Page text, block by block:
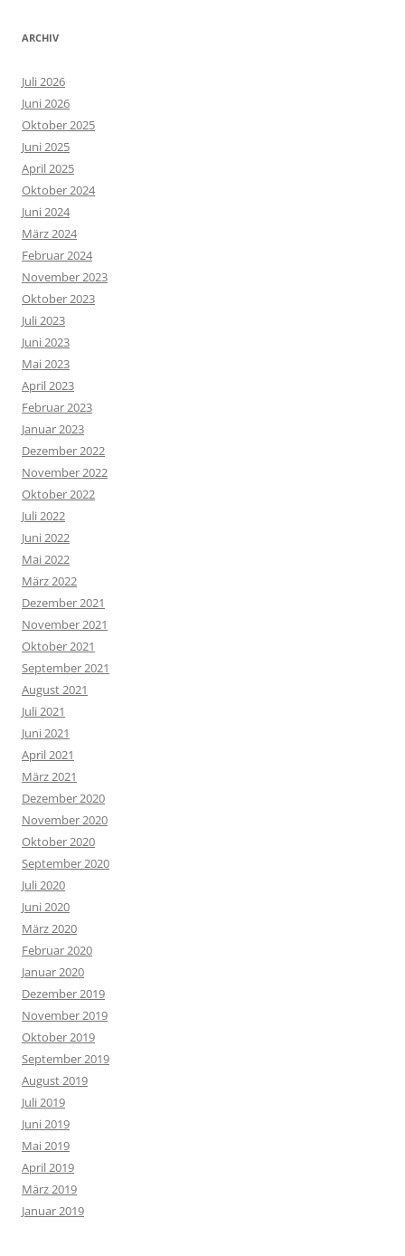
ARCHIV
Juli 2026
Juni 2026
Oktober 2025
Juni 2025
April 2025
Oktober 2024
Juni 2024
März 2024
Februar 2024
November 2023
Oktober 2023
Juli 2023
Juni 2023
Mai 2023
April 2023
Februar 2023
Januar 2023
Dezember 2022
November 2022
Oktober 2022
Juli 2022
Juni 2022
Mai 2022
März 2022
Dezember 2021
November 2021
Oktober 2021
September 2021
August 2021
Juli 2021
Juni 2021
April 2021
März 2021
Dezember 2020
November 2020
Oktober 2020
September 2020
Juli 2020
Juni 2020
März 2020
Februar 2020
Januar 2020
Dezember 2019
November 2019
Oktober 2019
September 2019
August 2019
Juli 2019
Juni 2019
Mai 2019
April 2019
März 2019
Januar 2019